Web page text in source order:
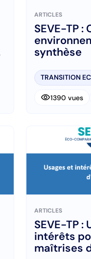
ARTICLES
SEVE-TP
synthèse
TRANSITION
visibility1390 vues
ARTICLES
SEVE-TP :
intérêts
maîtrises